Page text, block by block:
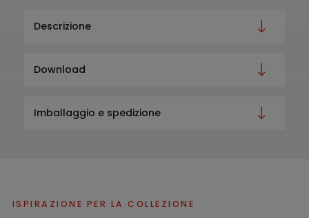
Descrizione
Download
Imballaggio e spedizione
ISPIRAZIONE PER LA COLLEZIONE